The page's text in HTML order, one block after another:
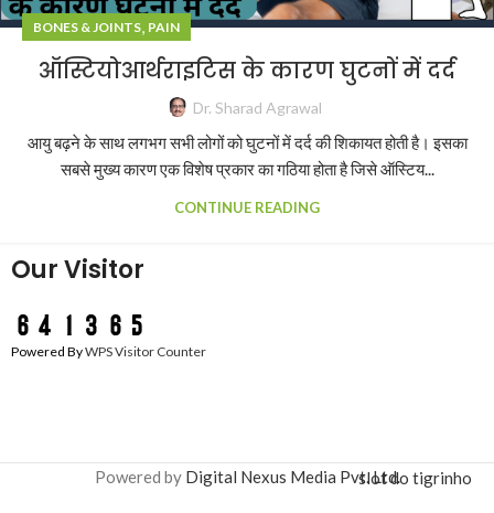
BONES & JOINTS, PAIN
ऑस्टियोआर्थराइटिस के कारण घुटनों में दर्द
Dr. Sharad Agrawal
आयु बढ़ने के साथ लगभग सभी लोगों को घुटनों में दर्द की शिकायत होती है। इसका
सबसे मुख्य कारण एक विशेष प्रकार का गठिया होता है जिसे ऑस्टिय...
CONTINUE READING
Our Visitor
Powered ByWPS Visitor Counter
Powered by Digital Nexus Media Pvt. Ltd.slot do tigrinho